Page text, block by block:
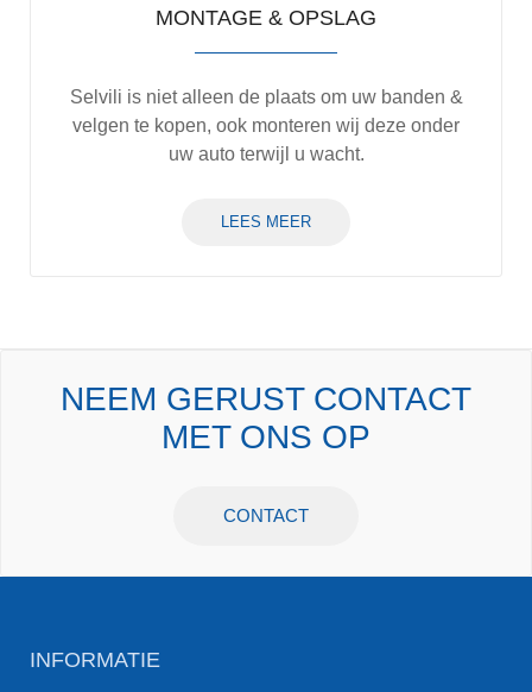
MONTAGE & OPSLAG
Selvili is niet alleen de plaats om uw banden &
velgen te kopen, ook monteren wij deze onder
uw auto terwijl u wacht.
LEES MEER
NEEM GERUST CONTACT
MET ONS OP
CONTACT
INFORMATIE